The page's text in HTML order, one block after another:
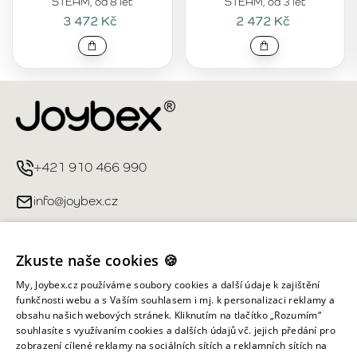
3 472 Kč 2 472 Kč
+421 910 466 990
info@joybex.cz
Můj účet
Informace obchodu
Zkuste naše cookies 🍪
My, Joybex.cz používáme soubory cookies a další údaje k zajištění
funkčnosti webu a s Vaším souhlasem i mj. k personalizaci reklamy a
obsahu našich webových stránek. Kliknutím na tlačítko „Rozumím“
souhlasíte s využívaním cookies a dalších údajů vč. jejich předání pro
zobrazení cílené reklamy na sociálních sítích a reklamních sítích na